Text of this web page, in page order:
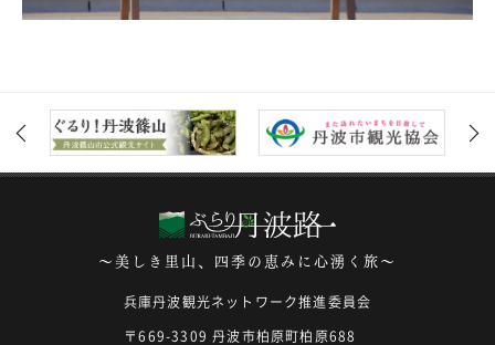
～美しき里山、四季の恵みに心湧く旅～
兵庫丹波観光ネットワーク推進委員会
〒669-3309 丹波市柏原町柏原688